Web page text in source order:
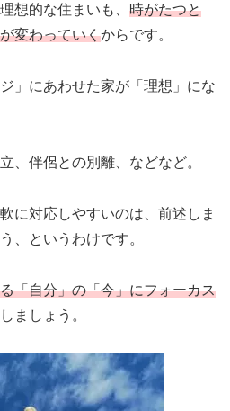
想的な住まいも、 時がたつと
変わっていくからです。
」にあわせた家が「理想」にな
、伴侶との別離、などなど。
に対応しやすいのは、前述しま
、というわけです。
「自分」の「今」にフォーカス
ましょう。